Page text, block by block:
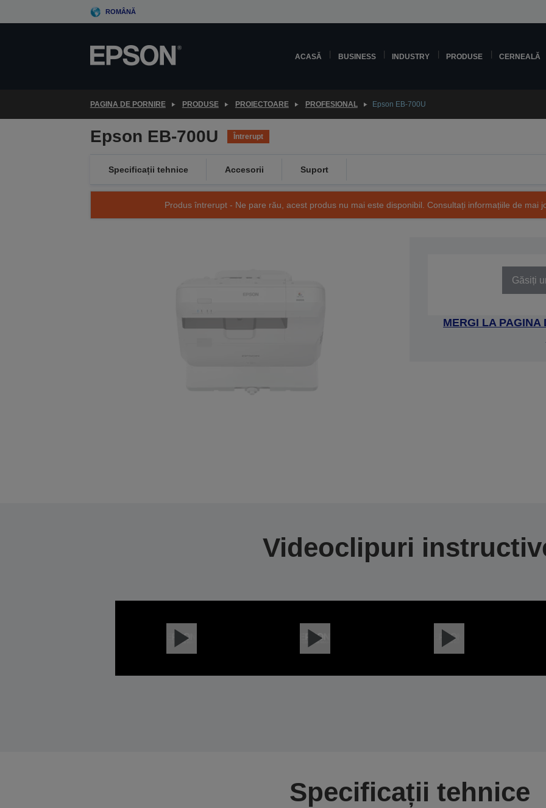
to
ROMÂNĂ
ACASĂ BUSINESS INDUSTRY PRODUSE CERNEALĂ
PAGINA DE PORNIRE PRODUSE PROIECTOARE PROFESIONAL Epson EB-700U
Epson EB-700U Întrerupt
Specificații tehnice Accesorii Suport
Produs întrerupt - Ne pare rău, acest produs nu mai este disponibil. Consultați informațiile de mai
Găsiți
MERGI LA PAGINA
Videoclipuri
Specificații tehnice